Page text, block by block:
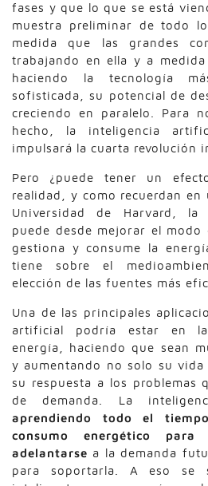
fases y que lo que se está
muestra preliminar de todo
medida que las grandes
trabajando en ella y a
haciendo la tecnología
sofisticada, su potencial de
creciendo en paralelo. Para
hecho, la inteligencia
impulsará la cuarta revolución
Pero ¿puede tener un
realidad, y como recuerdan
Universidad de Harvard, la
puede desde mejorar el modo
gestiona y consume la
tiene sobre el
elección de las fuentes más
Una de las principales
artificial podría estar en
energía, haciendo que sean
y aumentando no solo su
su respuesta a los problemas
de demanda. La
aprendiendo todo el
consumo energético
adelantarse a la demanda
para soportarla. A eso se